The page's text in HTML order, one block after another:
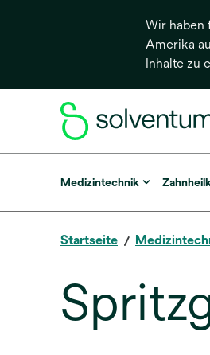
Wir haben
Amerika
Inhalte zu
Medizintechnik
Startseite